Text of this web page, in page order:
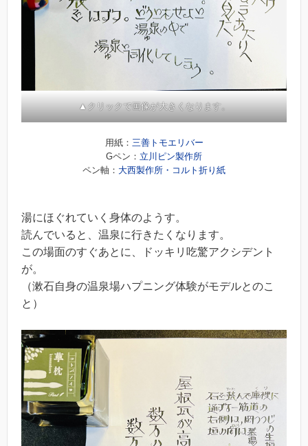
▲クリックで画像が大きくなります。
用紙： 三善トモエリバー
Gペン： 立川ピン製作所
ペン軸： 大西製作所・コルト折り紙
湯にほぐれていく身体のようす。
読んでいると、温泉に行きたくなります。
この場面のすぐあとに、ドッキリ吃驚アクシデント
が。
（漱石自身の温泉場ハプニング体験がモデルとのこ
と）